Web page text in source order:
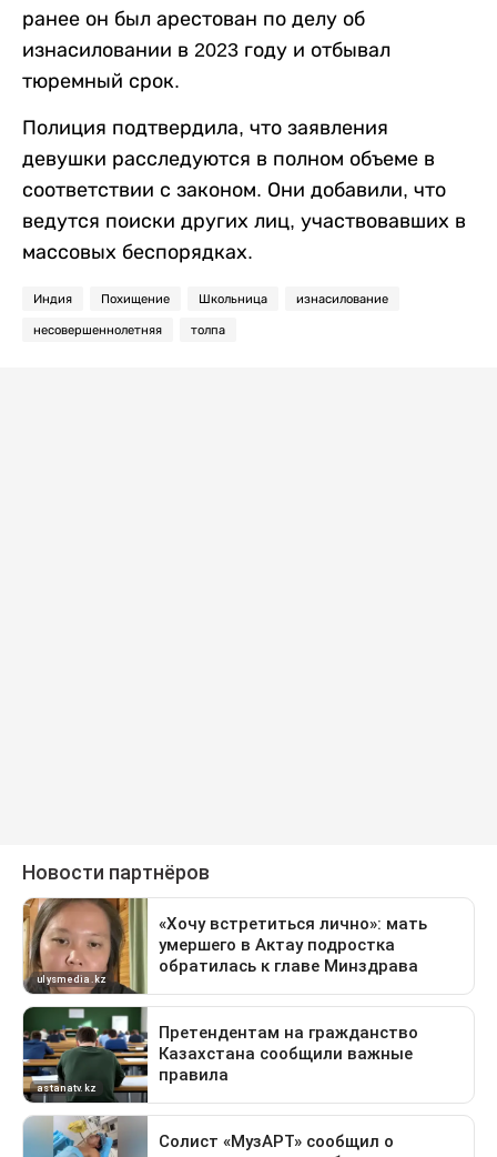
ранее он был арестован по делу об
изнасиловании в 2023 году и отбывал
тюремный срок.
Полиция подтвердила, что заявления
девушки расследуются в полном объеме в
соответствии с законом. Они добавили, что
ведутся поиски других лиц, участвовавших в
массовых беспорядках.
Индия Похищение Школьница изнасилование
несовершеннолетняя толпа